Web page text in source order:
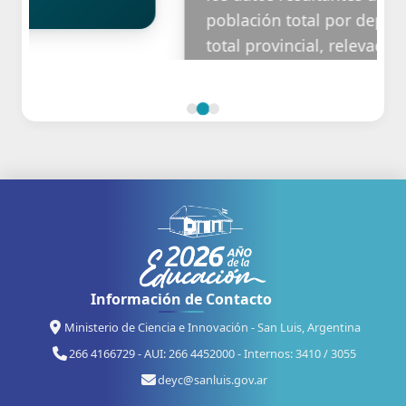
población total por departamento y
total provincial, relevados en los
Información de Contacto
Ministerio de Ciencia e Innovación - San Luis, Argentina
266 4166729 - AUI: 266 4452000 - Internos: 3410 / 3055
deyc@sanluis.gov.ar